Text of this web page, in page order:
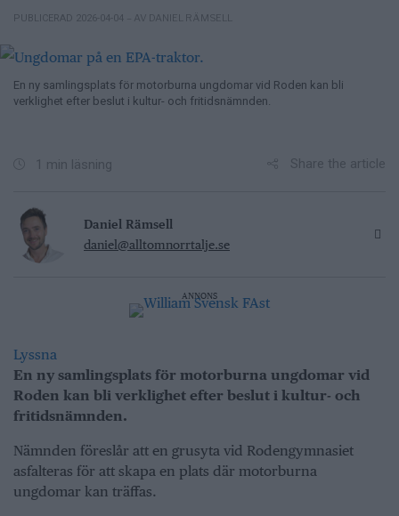
PUBLICERAD 2026-04-04 – AV DANIEL RÄMSELL
En ny samlingsplats för motorburna ungdomar vid Roden kan bli
verklighet efter beslut i kultur- och fritidsnämnden.
1 min läsning Share the article
Daniel Rämsell
daniel@alltomnorrtalje.se
ANNONS
Lyssna
En ny samlingsplats för motorburna ungdomar vid
Roden kan bli verklighet efter beslut i kultur- och
fritidsnämnden.
Nämnden föreslår att en grusyta vid Rodengymnasiet
asfalteras för att skapa en plats där motorburna
ungdomar kan träffas.